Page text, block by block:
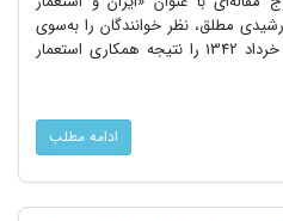
مطلق، نظر خوانندگان را به‌سوی
خود جلب کرد. این مقاله قیام 15 خرداد 1342 را نتیجه همکاری استعمار
ادامه مطلب